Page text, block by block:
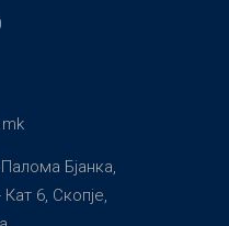
Бјанка,
6, Скопје,